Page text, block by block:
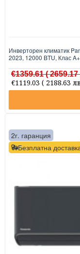
Инверторен климатик
2023, 12000 BTU, Клас
€1359.61(
€1119.03 ( 2188.63
Безплатна
2г. гаранция